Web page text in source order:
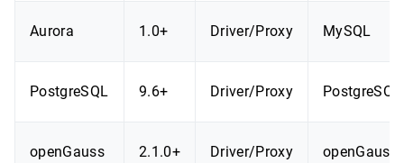
Aurora 1.0+ Driver/Proxy MySQL
PostgreSQL 9.6+ Driver/Proxy PostgreSQL
openGauss 2.1.0+ Driver/Proxy openGauss